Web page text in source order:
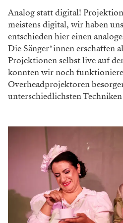
Analog statt digital!
meistens digital, wir haben
entschieden hier einen
Die Sänger*innen erschaffen
Projektionen selbst live auf
konnten wir noch
Overheadprojektoren
unterschiedlichsten